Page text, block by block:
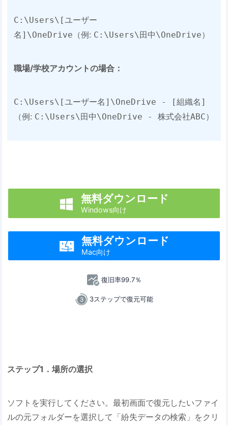
C:\Users\[ユーザー
名]\OneDrive （例: C:\Users\田中\OneDrive）
​職場/学校アカウントの場合​：
C:\Users\[ユーザー名]\OneDrive - [組織名]
（例: C:\Users\田中\OneDrive - 株式会社ABC）
 無料ダウンロード
Windows向け
 無料ダウンロード
Mac向け
復旧率99.7％
3ステップで復元可能
ステップ1．場所の選択
ソフトを実行してください。最初画面で復元したいファイ
ルの元フォルダーを選択して「紛失データの検索」をクリ